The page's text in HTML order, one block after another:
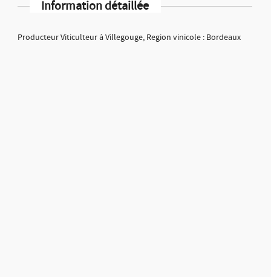
Information détaillée
Producteur Viticulteur à Villegouge, Region vinicole : Bordeaux